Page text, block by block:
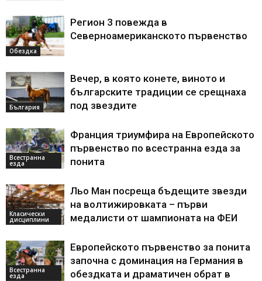
Обездка
Регион 3 повежда в
Северноамериканското първенство
България
Вечер, в която конете, виното и
българските традиции се срещнаха
под звездите
Всестранна
езда
Франция триумфира на Европейското
първенство по всестранна езда за
понита
Класически
дисциплини
Льо Ман посреща бъдещите звезди
на волтижировката – първи
медалисти от шампионата на ФЕИ
Всестранна
езда
Европейското първенство за понита
започна с доминация на Германия в
обездката и драматичен обрат в